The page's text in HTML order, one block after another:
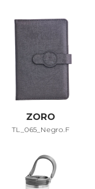
ZORO
TL_065_Negro.F